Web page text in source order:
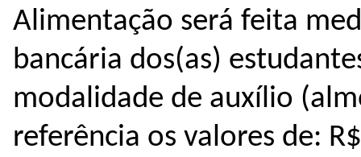
Alimentação será feita
bancária dos(as)
modalidade de auxílio
referência os valores de: